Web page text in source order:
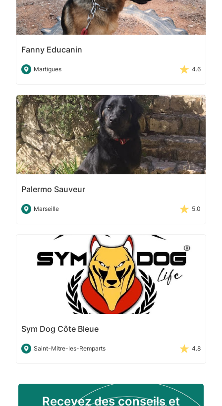
Fanny Educanin
Martigues 4.6
Palermo Sauveur
Marseille 5.0
Sym Dog Côte Bleue
Saint-Mitre-les-Remparts 4.8
Recevez des conseils et